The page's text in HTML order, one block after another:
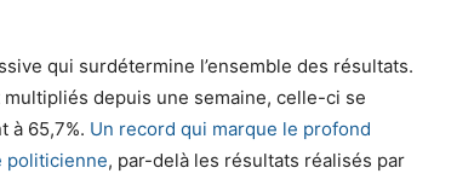
qui surdétermine l’ensemble des résultats.
depuis une semaine, celle-ci se
à 65,7%. Un record qui marque le profond
politicienne, par-delà les résultats réalisés par